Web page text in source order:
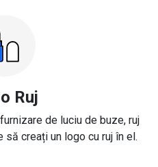
Ruj
de luciu de buze, ruj
să creați un logo cu ruj în el.